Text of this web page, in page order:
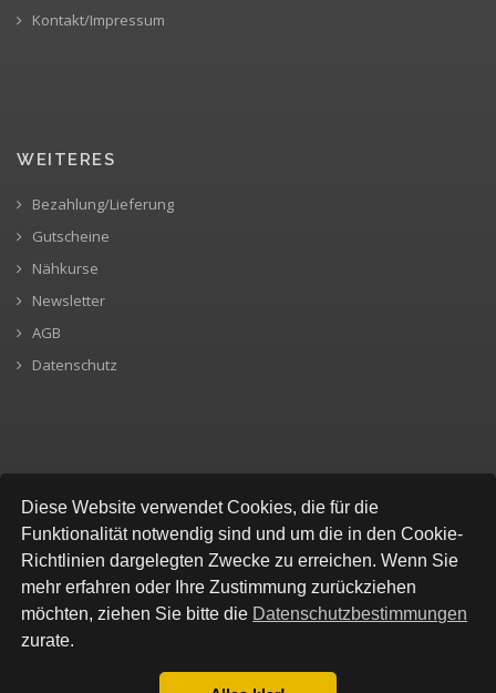
Diese Website verwendet Cookies, die für die
Funktionalität notwendig sind und um die in den Cookie-
Richtlinien dargelegten Zwecke zu erreichen. Wenn Sie
mehr erfahren oder Ihre Zustimmung zurückziehen
möchten, ziehen Sie bitte die Datenschutzbestimmungen
zurate.
Kontakt/Impressum
WEITERES
Bezahlung/Lieferung
Gutscheine
Nähkurse
Newsletter
AGB
Datenschutz
SICHERE BEZAHLUNG